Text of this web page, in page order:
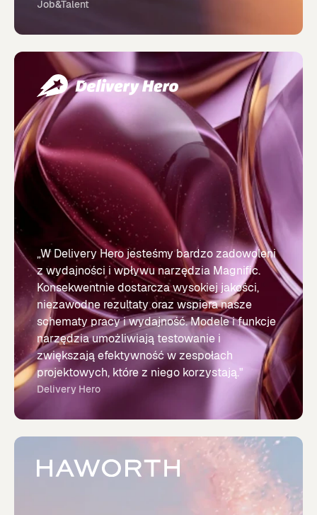
Job&Talent
„W Delivery Hero jesteśmy bardzo zadowoleni
z wydajności i wpływu narzędzia Magnific.
Konsekwentnie dostarcza wysokiej jakości,
niezawodne rezultaty oraz wspiera nasze
schematy pracy i wydajność. Modele i funkcje
narzędzia umożliwiają testowanie i
zwiększają efektywność w zespołach
projektowych, które z niego korzystają."
Delivery Hero